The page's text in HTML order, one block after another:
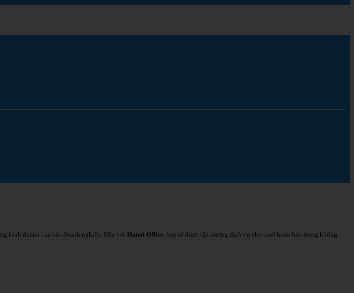
kinh doanh của các doanh nghiệp. Đến với Hanoi Office , bạn sẽ được tận hưởng dịch vụ cho thuê hoàn hảo trong không